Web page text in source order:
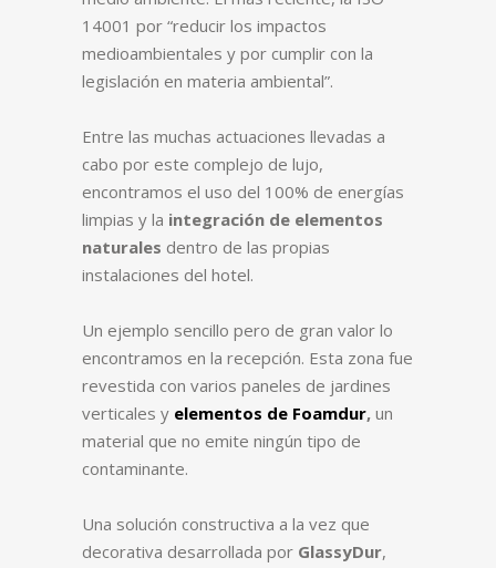
14001 por “reducir los impactos
medioambientales y por cumplir con la
legislación en materia ambiental”.
Entre las muchas actuaciones llevadas a
cabo por este complejo de lujo,
encontramos el uso del 100% de energías
limpias y la integración de elementos
naturales dentro de las propias
instalaciones del hotel.
Un ejemplo sencillo pero de gran valor lo
encontramos en la recepción. Esta zona fue
revestida con varios paneles de jardines
verticales y elementos de Foamdur, un
material que no emite ningún tipo de
contaminante.
Una solución constructiva a la vez que
decorativa desarrollada por GlassyDur,